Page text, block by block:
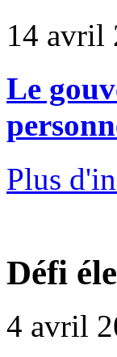
14 avril
Le
Plus
Défi
4 avril